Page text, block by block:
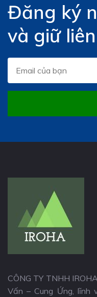
Đăng ký
và giữ
CÔNG TY TNHH
Vấn – Cung Ứng, lĩnh